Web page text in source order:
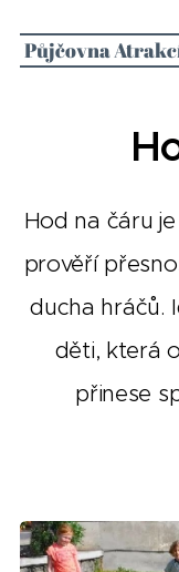
Půjčovna
Hod na čáru
prověří
ducha hráčů.
děti, která
přinese